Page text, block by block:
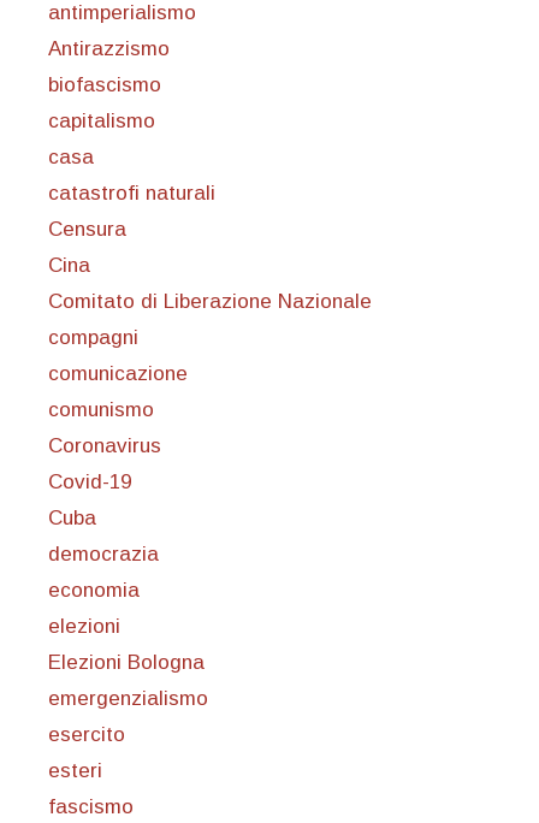
antimperialismo
Antirazzismo
biofascismo
capitalismo
casa
catastrofi naturali
Censura
Cina
Comitato di Liberazione Nazionale
compagni
comunicazione
comunismo
Coronavirus
Covid-19
Cuba
democrazia
economia
elezioni
Elezioni Bologna
emergenzialismo
esercito
esteri
fascismo